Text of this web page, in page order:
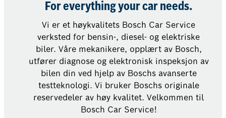
For everything your car needs.
Vi er et høykvalitets Bosch Car Service
verksted for bensin-, diesel- og elektriske
biler. Våre mekanikere, opplært av Bosch,
utfører diagnose og elektronisk inspeksjon av
bilen din ved hjelp av Boschs avanserte
testteknologi. Vi bruker Boschs originale
reservedeler av høy kvalitet. Velkommen til
Bosch Car Service!